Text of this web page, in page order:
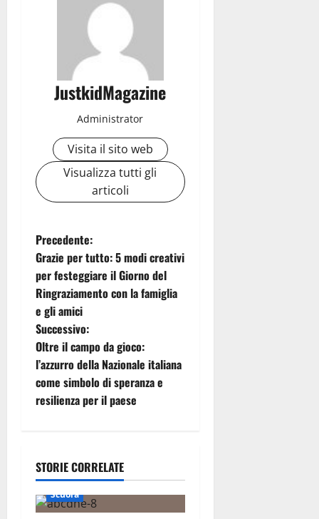
JustkidMagazine
Administrator
Visita il sito web
Visualizza tutti gli
articoli
N
a
v
i
g
a
i
o
Precedente:
Grazie per tutto: 5 modi creativi
per festeggiare il Giorno del
Ringraziamento con la famiglia
e gli amici
Successivo:
Oltre il campo da gioco:
l’azzurro della Nazionale italiana
come simbolo di speranza e
resilienza per il paese
STORIE CORRELATE
Scuola